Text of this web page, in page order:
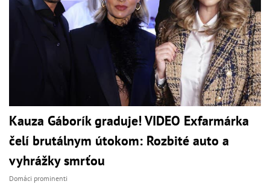
Kauza Gáborík graduje! VIDEO Exfarmárka
čelí brutálnym útokom: Rozbité auto a
vyhrážky smrťou
Domáci prominenti